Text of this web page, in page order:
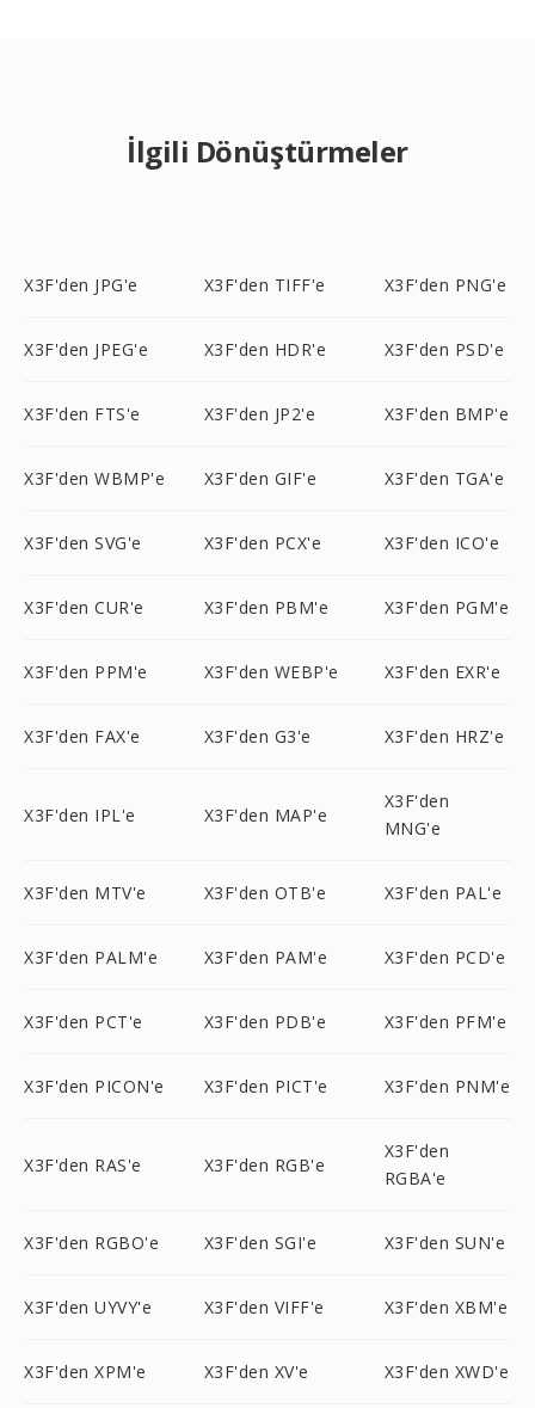
İlgili Dönüştürmeler
X3F'den JPG'e X3F'den TIFF'e X3F'den PNG'e
X3F'den JPEG'e X3F'den HDR'e X3F'den PSD'e
X3F'den FTS'e X3F'den JP2'e X3F'den BMP'e
X3F'den WBMP'e X3F'den GIF'e X3F'den TGA'e
X3F'den SVG'e X3F'den PCX'e X3F'den ICO'e
X3F'den CUR'e X3F'den PBM'e X3F'den PGM'e
X3F'den PPM'e X3F'den WEBP'e X3F'den EXR'e
X3F'den FAX'e X3F'den G3'e X3F'den HRZ'e
X3F'den IPL'e X3F'den MAP'e
X3F'den
MNG'e
X3F'den MTV'e X3F'den OTB'e X3F'den PAL'e
X3F'den PALM'e X3F'den PAM'e X3F'den PCD'e
X3F'den PCT'e X3F'den PDB'e X3F'den PFM'e
X3F'den PICON'e X3F'den PICT'e X3F'den PNM'e
X3F'den RAS'e X3F'den RGB'e
X3F'den
RGBA'e
X3F'den RGBO'e X3F'den SGI'e X3F'den SUN'e
X3F'den UYVY'e X3F'den VIFF'e X3F'den XBM'e
X3F'den XPM'e X3F'den XV'e X3F'den XWD'e